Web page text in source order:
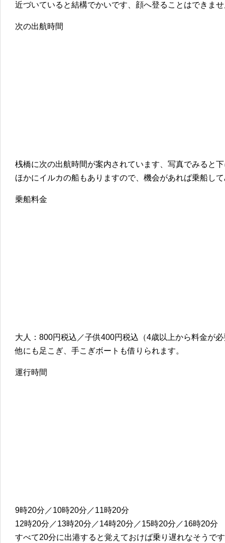
近づいていると結構でかいです、顔へ登ることはできま
次の出航時間
桟橋に次の出航時間が案内されています、写真でみると
ほかにイルカの船もありますので、機会があれば乗船し
乗船料金
大人：800円税込／子供400円税込（4歳以上から料金が
他にも足こぎ、手こぎボートも借りられます。
運行時間
9時20分／10時20分／11時20分
12時20分／13時20分／14時20分／15時20分／16時20分
すべて20分に出港すると覚えておけば乗り遅れなそうで